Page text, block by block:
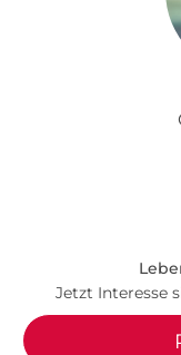
Jetzt Interesse